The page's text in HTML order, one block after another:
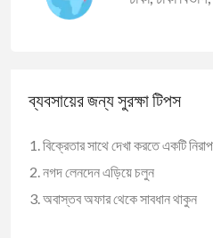
ব্যবসায়ের জন্য সুরক্ষা টিপস
বিক্রেতার সাথে দেখা করতে একটি
নগদ লেনদেন এড়িয়ে চলুন
অবাস্তব অফার থেকে সাবধান থাকুন